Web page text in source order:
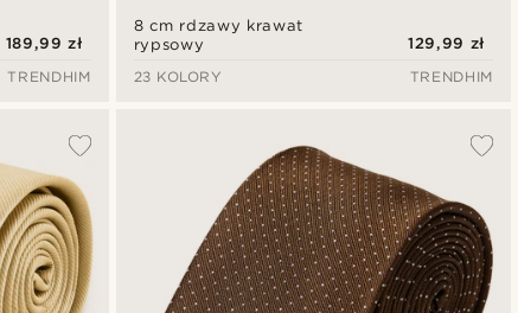
189,99 zł
TRENDHIM
8 cm rdzawy krawat
rypsowy
129,99 zł
23 KOLORY
TRENDHIM